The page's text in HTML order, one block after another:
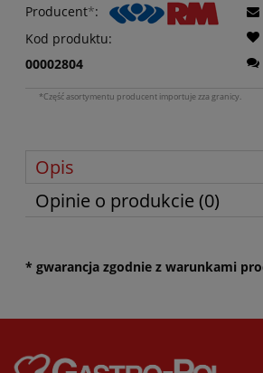
Producent*:
Kod produktu:
00002804
*Część asortymentu producent importuje zza granicy.
Opis
Opinie o produkcie (0)
* gwarancja zgodnie z warunkami